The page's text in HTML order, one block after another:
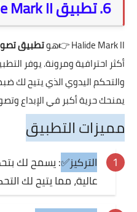
6. تطبيق Halide Mark II
Halide Mark II👉هوتطبيق
أكثر احترافية ومرونة. يوفر
والتحكم اليدوي الذي يتيح لك
يمنحك حرية أكبر في الإبداع
مميزات التطبيق
التركيز✅: يسمح لك
عالية، مما يتيح لك